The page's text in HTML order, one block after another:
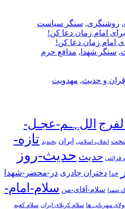
, روشنگری, سنگر سیاست
امام زمان دعا کن!
, سنگر شهدا , مدافع حرم
قران و حدیث, مهدویت
اللﮩـم-عجـل-
سخت انقلاب اسلامی ایران بخندید تازه-
قرائتی حدیث حدیث-روز
خدا دختران چادری در-محضر-شهدا
شهدا سلام-آقای-من سلام-امام-
مهربانی ها سلام کربلای ایران سلام کعبه